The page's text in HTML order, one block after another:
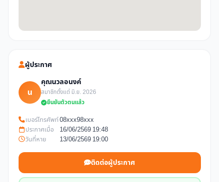
ผู้ประกาศ
น
คุณนวลอนงค์
สมาชิกตั้งแต่ มิ.ย. 2026
ยืนยันตัวตนแล้ว
เบอร์โทรศัพท์08xxx98xxx
ประกาศเมื่อ
16/06/2569 19:48
วันที่หาย
13/06/2569 19:00
ติดต่อผู้ประกาศ